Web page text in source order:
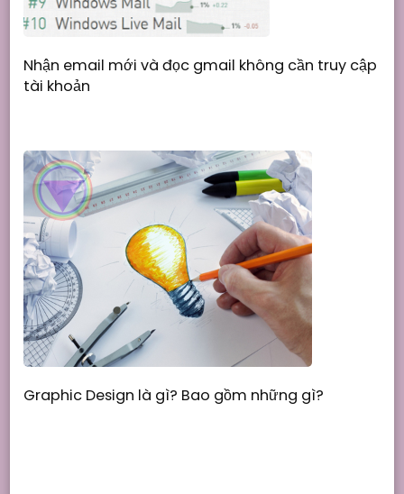
Nhận email mới và đọc gmail không cần truy cập
tài khoản
Graphic Design là gì? Bao gồm những gì?